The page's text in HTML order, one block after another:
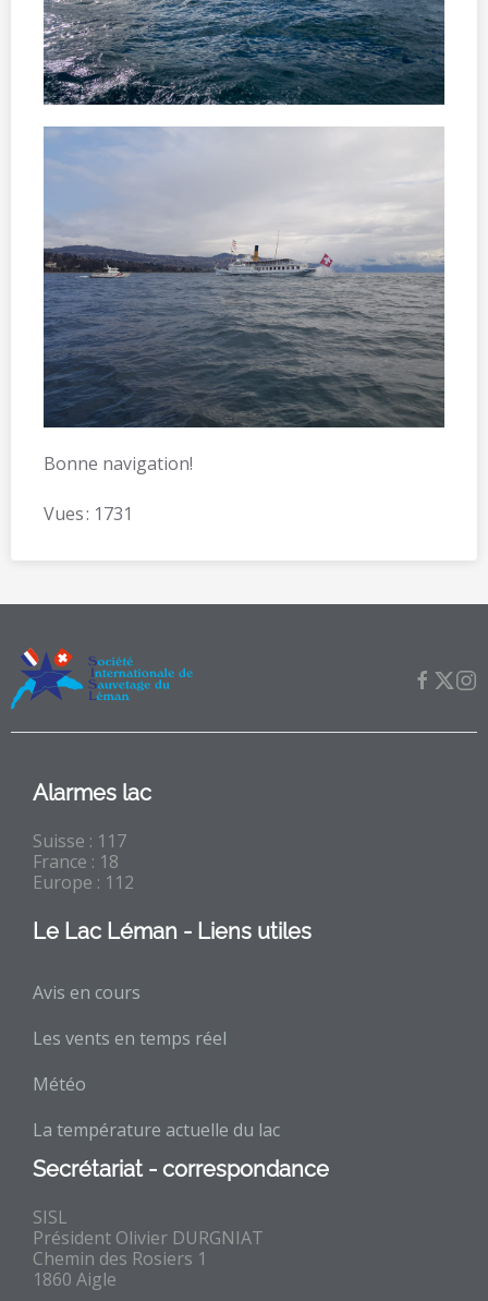
Bonne navigation!
Vues : 1731
Alarmes lac
Suisse : 117
France : 18
Europe : 112
Le Lac Léman - Liens utiles
Avis en cours
Les vents en temps réel
Météo
La température actuelle du lac
Secrétariat - correspondance
SISL
Président Olivier DURGNIAT
Chemin des Rosiers 1
1860 Aigle